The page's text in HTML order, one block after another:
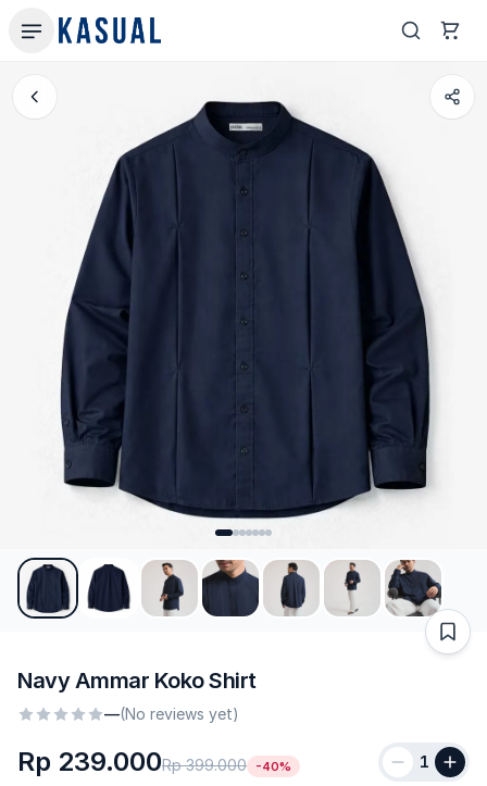
Navy Ammar Koko Shirt
—(No reviews yet)
Rp 239.000Rp 399.000 -40% 1